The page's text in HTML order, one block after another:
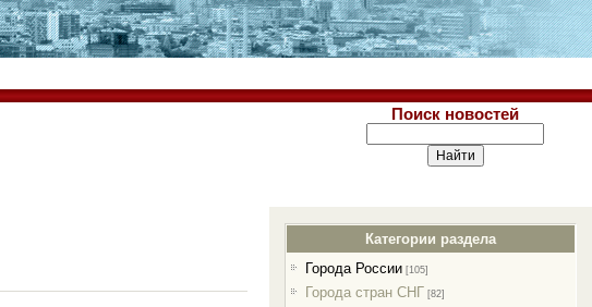
Поиск новостей
Категории раздела
Города России [105]
Города стран СНГ [82]